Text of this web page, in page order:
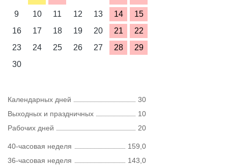
9
10 11 12 13 14
15
16
17 18 19 20 21
22
23
24 25 26 27 28
29
30
Календарных дней
30
Выходных и праздничных
10
Рабочих дней
20
40-часовая неделя
159,0
36-часовая неделя
143,0